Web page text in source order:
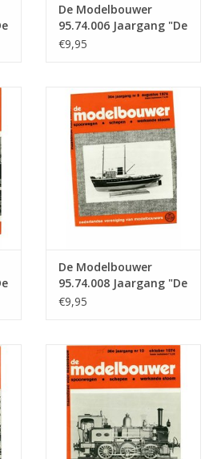
De Modelbouwer
95.74.006 Jaargang "De
Modelbouwer" Editie :
€9,95
De Modelbouwer
95.74.008 Jaargang "De
Modelbouwer" Editie :
€9,95